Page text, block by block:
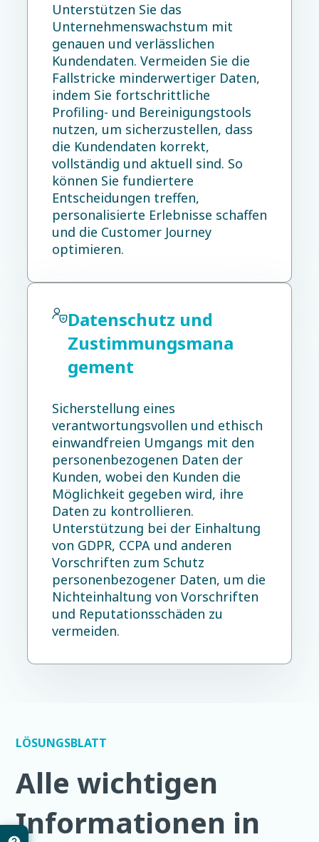
Unterstützen Sie das
Unternehmenswachstum mit
genauen und verlässlichen
Kundendaten. Vermeiden Sie die
Fallstricke minderwertiger Daten,
indem Sie fortschrittliche
Profiling- und Bereinigungstools
nutzen, um sicherzustellen, dass
die Kundendaten korrekt,
vollständig und aktuell sind. So
können Sie fundiertere
Entscheidungen treffen,
personalisierte Erlebnisse schaffen
und die Customer Journey
optimieren.
Datenschutz und
Zustimmungsmana
gement
Sicherstellung eines
verantwortungsvollen und ethisch
einwandfreien Umgangs mit den
personenbezogenen Daten der
Kunden, wobei den Kunden die
Möglichkeit gegeben wird, ihre
Daten zu kontrollieren.
Unterstützung bei der Einhaltung
von GDPR, CCPA und anderen
Vorschriften zum Schutz
personenbezogener Daten, um die
Nichteinhaltung von Vorschriften
und Reputationsschäden zu
vermeiden.
LÖSUNGSBLATT
Alle wichtigen
Informationen in